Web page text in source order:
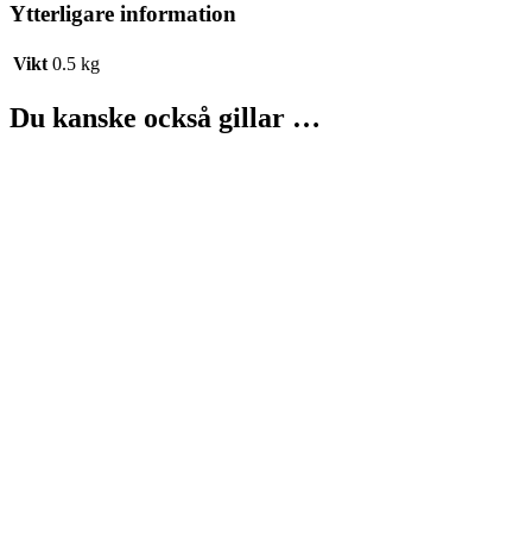
Ytterligare information
Vikt 0.5 kg
Du kanske också gillar …